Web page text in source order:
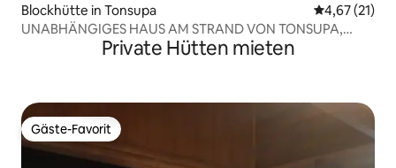
Blockhütte in Tonsupa
4,67 (21)
UNABHÄNGIGES HAUS AM STRAND VON TONSUPA,
Private Hütten mieten
Gäste-Favorit
Gäste-Favorit